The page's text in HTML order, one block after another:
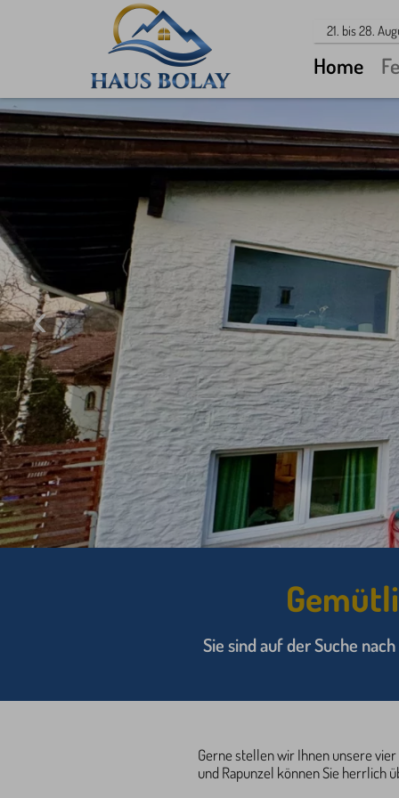
21. bis 28.
Home
Sie sind auf der Suche
Gerne stellen wir Ihnen unsere vier
und Rapunzel können Sie herrlich